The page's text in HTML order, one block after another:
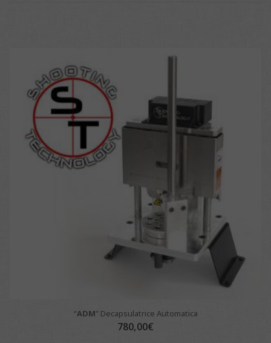
“ADM” Decapsulatrice Automatica
780,00€